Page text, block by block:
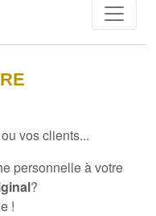
vos clients...
personnelle à votre
?
!